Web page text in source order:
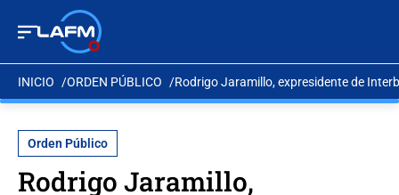
INICIO ORDEN PÚBLICO Rodrigo Jaramillo, expresidente de
Orden Público
Rodrigo Jaramillo,